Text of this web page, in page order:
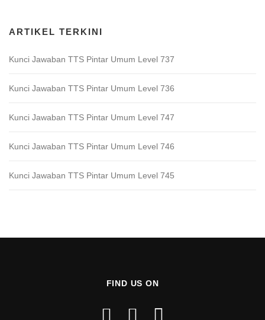
ARTIKEL TERKINI
Kunci Jawaban TTS Pintar Umum Level 737
Kunci Jawaban TTS Pintar Umum Level 736
Kunci Jawaban TTS Pintar Umum Level 747
Kunci Jawaban TTS Pintar Umum Level 746
Kunci Jawaban TTS Pintar Umum Level 745
FIND US ON